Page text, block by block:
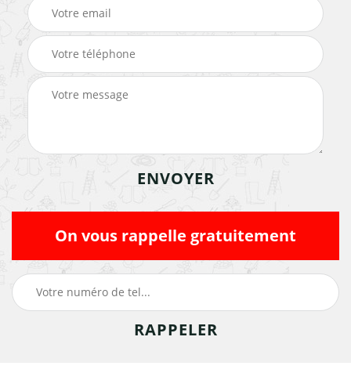
On vous rappelle gratuitement